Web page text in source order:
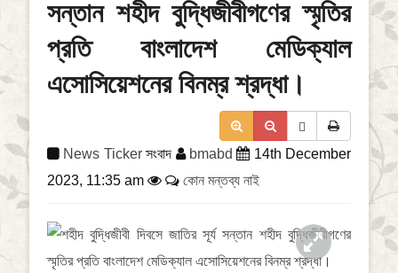
a
t
i
o
সন্তান শহীদ বুদ্ধিজীবীগণের স্মৃতির
প্রতি বাংলাদেশ মেডিক্যাল
এসোসিয়েশনের বিনম্র শ্রদ্ধা।
News Tickerসংবাদ bmabd
14th December
2023, 11:35 am
কোন মন্তব্য নাই